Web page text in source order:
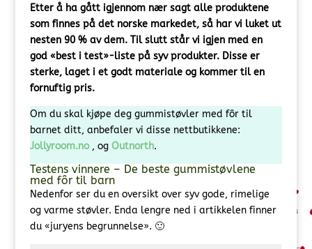
Etter å ha gått igjennom nær sagt alle produktene
som finnes på det norske markedet, så har vi luket ut
nesten 90 % av dem. Til slutt står vi igjen med en
god «best i test»-liste på syv produkter. Disse er
sterke, laget i et godt materiale og kommer til en
fornuftig pris.
Om du skal kjøpe deg gummistøvler med fôr til
barnet ditt, anbefaler vi disse nettbutikkene:
Jollyroom.no , og Outnorth.
Testens vinnere – De beste gummistøvlene
med fôr til barn
Nedenfor ser du en oversikt over syv gode, rimelige
og varme støvler. Enda lengre ned i artikkelen finner
du «juryens begrunnelse». 🙂